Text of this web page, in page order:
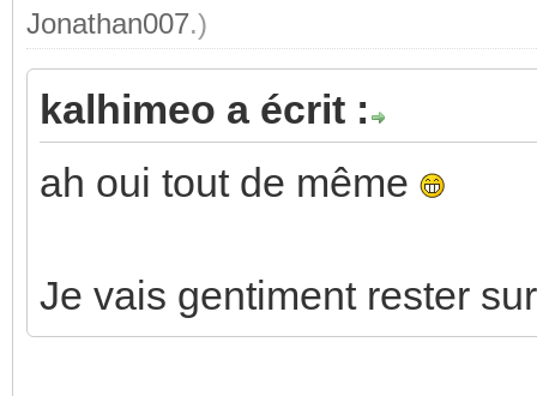
Jonathan007.)
kalhimeo a écrit :
ah oui tout de même
Je vais gentiment rester